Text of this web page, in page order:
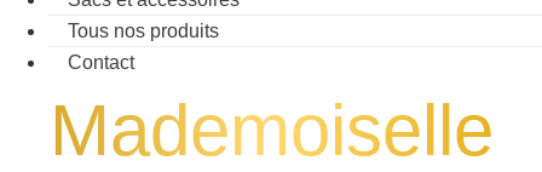
Tous nos produits
Contact
Mademoiselle